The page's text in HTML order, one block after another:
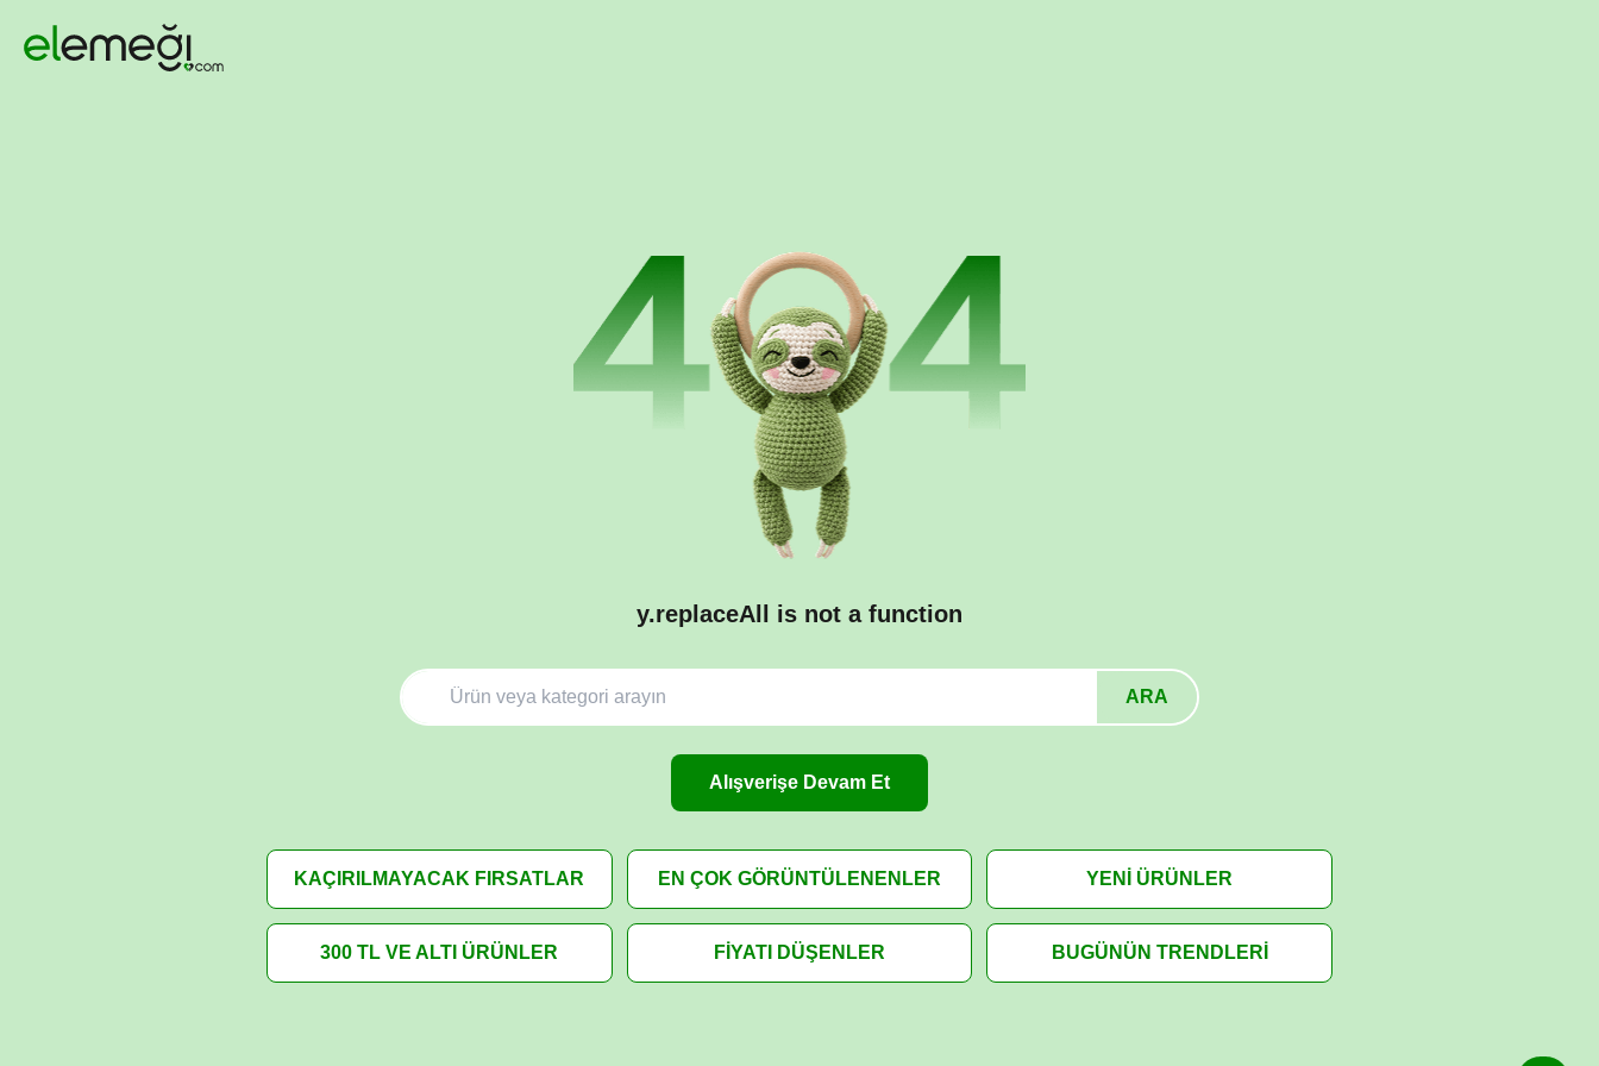
y.replaceAll is not a function
ARA
Alışverişe Devam Et
KAÇIRILMAYACAK FIRSATLAR EN ÇOK GÖRÜNTÜLENENLER YENİ ÜRÜNLER
300 TL VE ALTI ÜRÜNLER FİYATI DÜŞENLER BUGÜNÜN TRENDLERİ